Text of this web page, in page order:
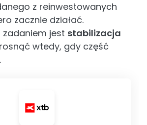
z reinwestowanych
zacznie działać.
zadaniem jest stabilizacja
wtedy, gdy część